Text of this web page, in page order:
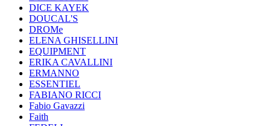
DICE KAYEK
DOUCAL'S
DROMe
ELENA GHISELLINI
EQUIPMENT
ERIKA CAVALLINI
ERMANNO
ESSENTIEL
FABIANO RICCI
Fabio Gavazzi
Faith